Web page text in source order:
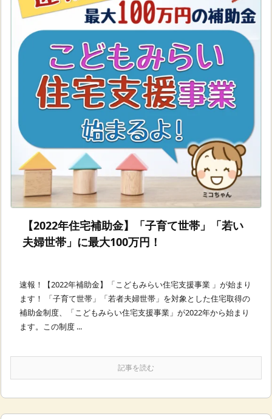
【2022年住宅補助金】「子育て世帯」「若い
夫婦世帯」に最大100万円！
速報！【2022年補助金】「こどもみらい住宅支援事業 」が始まり
ます！ 「子育て世帯」「若者夫婦世帯」を対象とした住宅取得の
補助金制度、「こどもみらい住宅支援事業」が2022年から始まり
ます。この制度 ...
記事を読む